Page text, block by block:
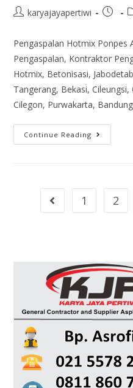
karyajayapertiwi
Pengaspalan Hotmix Ponpes
Pengaspalan, Kontraktor
Hotmix, Betonisasi,
Tangerang, Bekasi,
Cilegon, Purwakarta,
Continue Reading
1 2